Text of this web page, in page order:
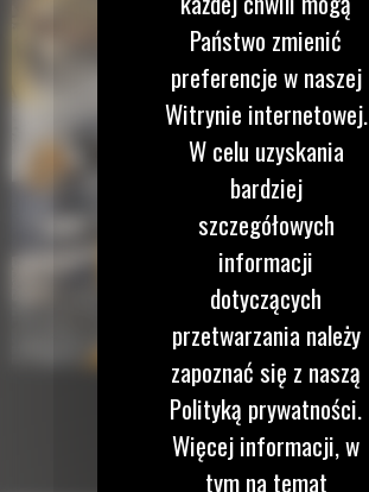
Państwo zmienić
preferencje w naszej
Witrynie internetowej.
W celu uzyskania
bardziej
szczegółowych
informacji
dotyczących
przetwarzania należy
zapoznać się z naszą
Polityką prywatności.
Więcej informacji, w
tym na temat